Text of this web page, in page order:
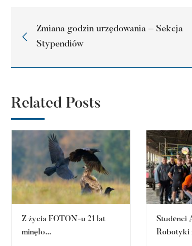
Zmiana godzin urzędowania – Sekcja
Stypendiów
Related Posts
Z życia FOTON-u 21 lat
minęło…
Studenci
Robotyki